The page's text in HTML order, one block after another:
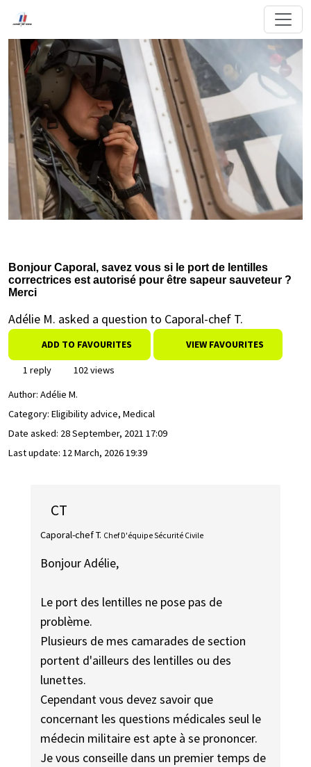
Bonjour Caporal, savez vous si le port de lentilles
correctrices est autorisé pour être sapeur sauveteur ?
Merci
Adélie M. asked a question to Caporal-chef T.
ADD TO FAVOURITES VIEW FAVOURITES
1 reply
102 views
Author: Adélie M.
Category: Eligibility advice, Medical
Date asked: 28 September, 2021 17:09
Last update: 12 March, 2026 19:39
CT
Caporal-chef T. Chef D'équipe Sécurité Civile
Bonjour Adélie,
Le port des lentilles ne pose pas de
problème.
Plusieurs de mes camarades de section
portent d'ailleurs des lentilles ou des
lunettes.
Cependant vous devez savoir que
concernant les questions médicales seul le
médecin militaire est apte à se prononcer.
Je vous conseille dans un premier temps de